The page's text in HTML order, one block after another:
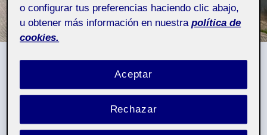
Señalética y Digital
Pública
o configurar tus preferencias haciendo clic abajo,
u obtener más información en nuestra política de
cookies.
Rechazar
Aceptar